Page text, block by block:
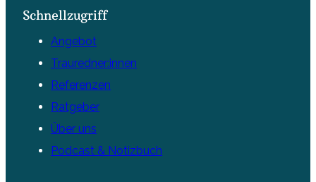
Schnellzugriff
Angebot
Trauredner:innen
Referenzen
Ratgeber
Über uns
Podcast & Notizbuch